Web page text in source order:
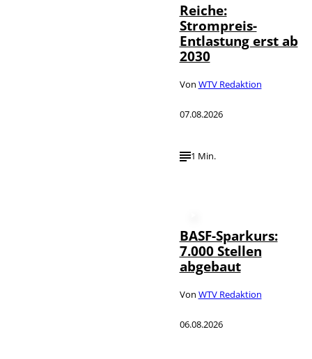
Reiche:
Strompreis-
Entlastung erst ab
2030
Von WTV Redaktion
07.08.2026
1 Min.
BASF-Sparkurs:
7.000 Stellen
abgebaut
Von WTV Redaktion
06.08.2026